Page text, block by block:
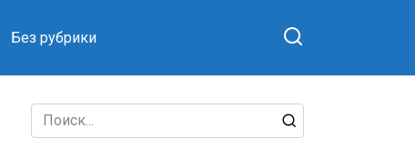
Без рубрики
Search
for: